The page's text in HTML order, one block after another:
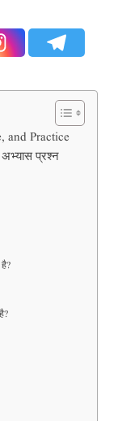
and Practice
प्रश्न